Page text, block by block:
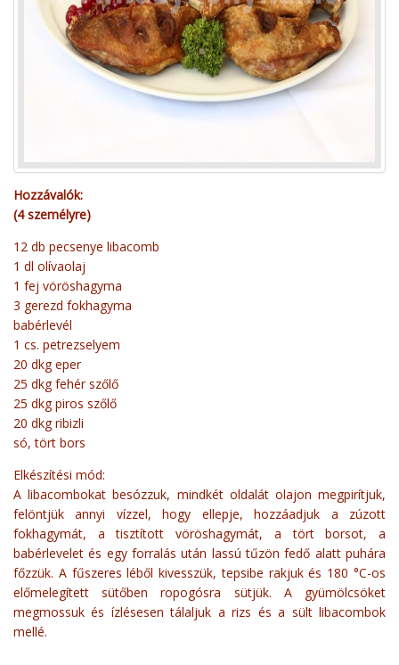
Hozzávalók:
(4 személyre)
12 db pecsenye libacomb
1 dl olívaolaj
1 fej vöröshagyma
3 gerezd fokhagyma
babérlevél
1 cs. petrezselyem
20 dkg eper
25 dkg fehér szőlő
25 dkg piros szőlő
20 dkg ribizli
só, tört bors
Elkészítési mód:
A libacombokat besózzuk, mindkét oldalát olajon megpirítjuk,
felöntjük annyi vízzel, hogy ellepje, hozzáadjuk a zúzott
fokhagymát, a tisztított vöröshagymát, a tört borsot, a
babérlevelet és egy forralás után lassú tűzön fedő alatt puhára
főzzük. A fűszeres léből kivesszük, tepsibe rakjuk és 180 °C-os
előmelegített sütőben ropogósra sütjük. A gyümölcsöket
megmossuk és ízlésesen tálaljuk a rizs és a sült libacombok
mellé.